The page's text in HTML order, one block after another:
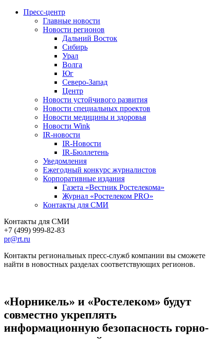
Пресс-центр
Главные новости
Новости регионов
Дальний Восток
Сибирь
Урал
Волга
Юг
Северо-Запад
Центр
Новости устойчивого развития
Новости специальных проектов
Новости медицины и здоровья
Новости Wink
IR-новости
IR-Новости
IR-Бюллетень
Уведомления
Ежегодный конкурс журналистов
Корпоративные издания
Газета «Вестник Ростелекома»
Журнал «Ростелеком PRO»
Контакты для СМИ
Контакты для СМИ
+7 (499) 999-82-83
pr@rt.ru
Контакты региональных пресс-служб компании вы сможете
найти в новостных разделах соответствующих регионов.
«Норникель» и «Ростелеком» будут
совместно укреплять
информационную безопасность горно-